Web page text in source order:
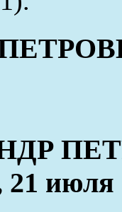
21 июля